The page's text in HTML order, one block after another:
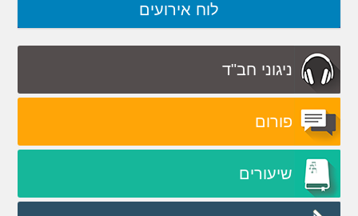
לוח אירועים
ניגוני חב"ד
פורום
שיעורים